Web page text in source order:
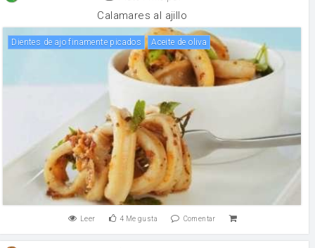
Calamares al ajillo
Dientes de ajo finamente picados aceite de oliva
Leer 4 Me gusta Comentar